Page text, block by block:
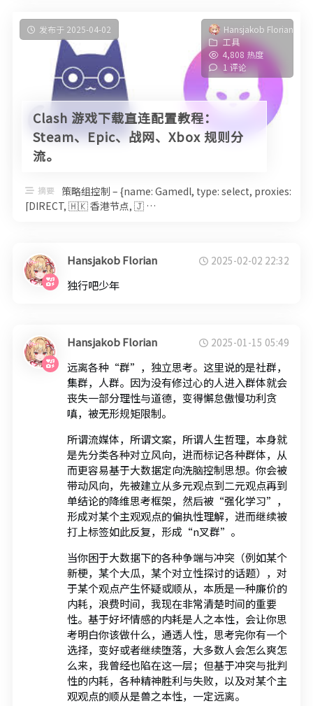
发布于 2025-04-02
Hansjakob Florian
工具
4,808 热度
1 评论
Clash 游戏下载直连配置教程：
Steam、Epic、战网、Xbox 规则分
流。
摘要
策略组控制 – {name: Gamedl, type: select, proxies:
[DIRECT, 🇭🇰 香港节点, 🇯 …
Hansjakob Florian 2025-02-02 22:32
独行吧少年
Hansjakob Florian 2025-01-15 05:49
远离各种“群”，独立思考。这里说的是社群，
集群，人群。因为没有修过心的人进入群体就会
丧失一部分理性与道德，变得懈怠傲慢功利贪
嗔，被无形规矩限制。
所谓流媒体，所谓文案，所谓人生哲理，本身就
是先分类各种对立风向，进而标记各种群体，从
而更容易基于大数据定向洗脑控制思想。你会被
带动风向，先被建立从多元观点到二元观点再到
单结论的降维思考框架，然后被“强化学习”，
形成对某个主观观点的偏执性理解，进而继续被
打上标签如此反复，形成“n叉群”。
当你困于大数据下的各种争端与冲突（例如某个
新梗，某个大瓜，某个对立性探讨的话题），对
于某个观点产生怀疑或顺从，本质是一种廉价的
内耗，浪费时间，我现在非常清楚时间的重要
性。基于好坏情感的内耗是人之本性，会让你思
考明白你该做什么，通透人性，思考完你有一个
选择，变好或者继续堕落，大多数人会怎么爽怎
么来，我曾经也陷在这一层；但基于冲突与批判
性的内耗，各种精神胜利与失败，以及对某个主
观观点的顺从是兽之本性，一定远离。